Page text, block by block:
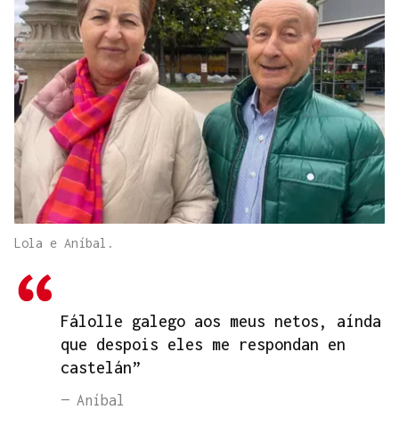
Lola e Aníbal.
Fálolle galego aos meus netos, aínda
que despois eles me respondan en
castelán”
— Aníbal